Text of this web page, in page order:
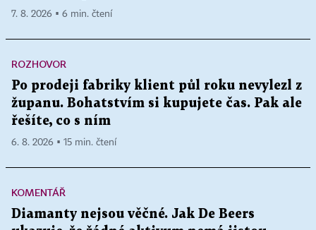
7. 8. 2026 ▪ 6 min. čtení
ROZHOVOR
Po prodeji fabriky klient půl roku nevylezl z
županu. Bohatstvím si kupujete čas. Pak ale
řešíte, co s ním
6. 8. 2026 ▪ 15 min. čtení
KOMENTÁŘ
Diamanty nejsou věčné. Jak De Beers